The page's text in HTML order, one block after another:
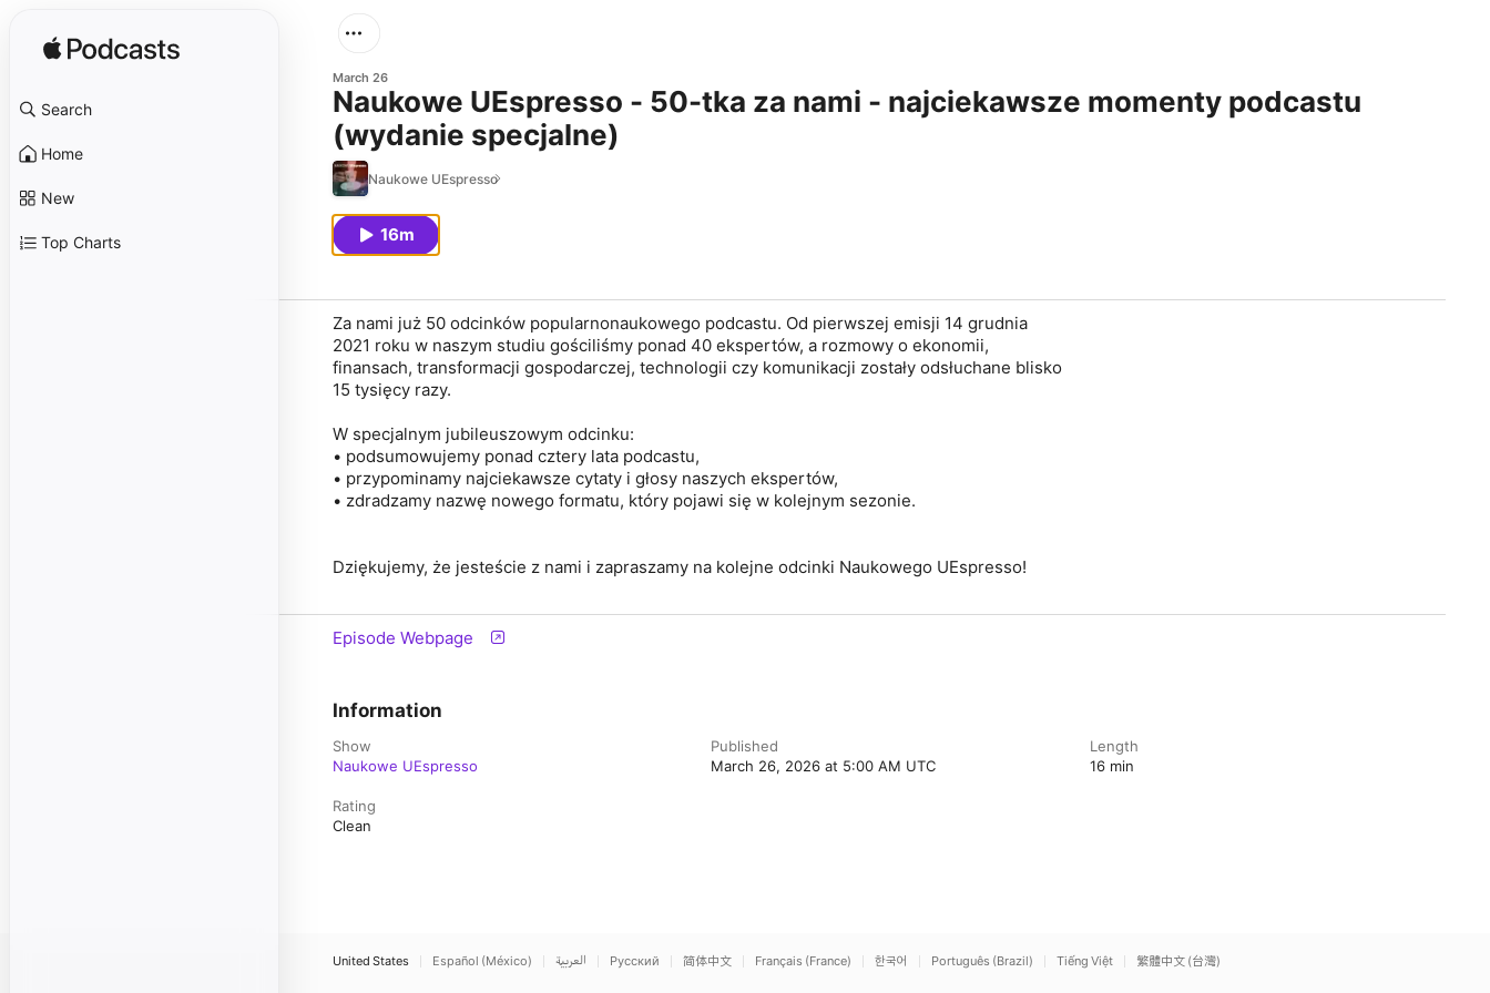
Search
Home
New
Top Charts
March 26
Naukowe UEspresso - 50-tka za nami - najciekawsze momenty podcastu
(wydanie specjalne)
Naukowe UEspresso
16m
Za nami już 50 odcinków popularnonaukowego podcastu. Od pierwszej emisji 14 grudnia
2021 roku w naszym studiu gościliśmy ponad 40 ekspertów, a rozmowy o ekonomii,
finansach, transformacji gospodarczej, technologii czy komunikacji zostały odsłuchane blisko
15 tysięcy razy.
W specjalnym jubileuszowym odcinku:
• podsumowujemy ponad cztery lata podcastu,
• przypominamy najciekawsze cytaty i głosy naszych ekspertów,
• zdradzamy nazwę nowego formatu, który pojawi się w kolejnym sezonie.
Dziękujemy, że jesteście z nami i zapraszamy na kolejne odcinki Naukowego UEspresso!
Episode Webpage
Information
Show
Naukowe UEspresso
Published
March 26, 2026 at 5:00 AM UTC
Length
16 min
Rating
Clean
United States Español (México) العربية Русский 简体中文 Français (France) 한국어 Português (Brazil) Tiếng Việt 繁體中文 (台灣)